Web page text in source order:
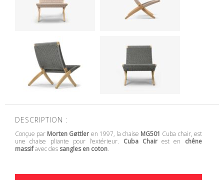
DESCRIPTION :
Conçue par Morten Gøttler en 1997, la chaise MG501 Cuba chair, est
une chaise pliante pour l’extérieur. Cuba Chairest en chêne
massifavec des sangles en coton.